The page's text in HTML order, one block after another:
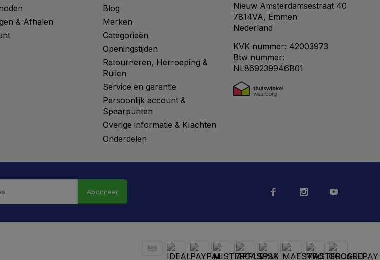
& Afhalen
Blog
Merken
Categorieën
Openingstijden
Retourneren, Herroeping &
Ruilen
Service en garantie
Persoonlijk account &
Spaarpunten
Overige informatie & Klachten
Onderdelen
Nieuw Amsterdamsestraat 40
7814VA, Emmen
Nederland
KVK nummer: 42003973
Btw nummer:
NL869239946B01
Abonneer